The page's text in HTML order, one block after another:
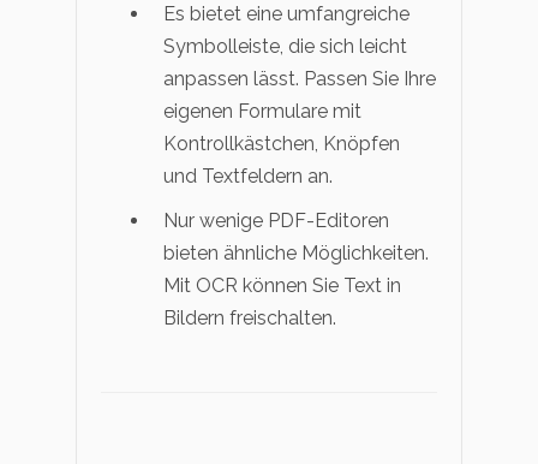
Es bietet eine umfangreiche
Symbolleiste, die sich leicht
anpassen lässt. Passen Sie Ihre
eigenen Formulare mit
Kontrollkästchen, Knöpfen
und Textfeldern an.
Nur wenige PDF-Editoren
bieten ähnliche Möglichkeiten.
Mit OCR können Sie Text in
Bildern freischalten.